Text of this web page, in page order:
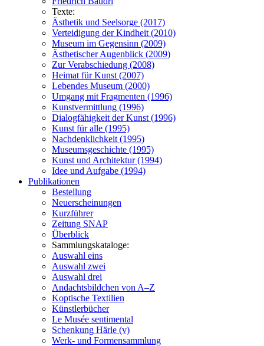
Texte:
Ästhetik und Seelsorge (2017)
Verteidigung der Kindheit (2010)
Museum im Gegensinn (2009)
Ästhetischer Augenblick (2009)
Zur Verabschiedung (2008)
Heimat für Kunst (2007)
Lebendes Museum (2000)
Umgang mit Fragmenten (1996)
Kunstvermittlung (1996)
Dialogfähigkeit der Kunst (1996)
Kunst für alle (1995)
Nachdenklichkeit (1995)
Museumsgeschichte (1995)
Kunst und Architektur (1994)
Idee und Aufgabe (1994)
Publikationen
Bestellung
Neuerscheinungen
Kurzführer
Zeitung SNAP
Überblick
Sammlungskataloge:
Auswahl eins
Auswahl zwei
Auswahl drei
Andachtsbildchen von A–Z
Koptische Textilien
Künstlerbücher
Le Musée sentimental
Schenkung Härle (v)
Werk- und Formensammlung